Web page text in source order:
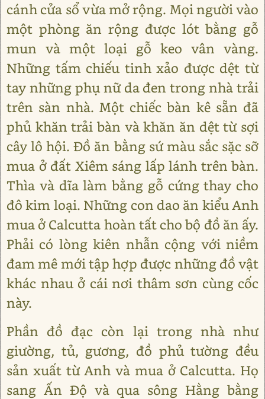
cánh cửa sổ vừa mở rộng. Mọi người vào
một phòng ăn rộng được lót bằng gỗ
mun và một loại gỗ keo vân vàng.
Những tấm chiếu tinh xảo được dệt từ
tay những phụ nữ da đen trong nhà trải
trên sàn nhà. Một chiếc bàn kê sẵn đã
phủ khăn trải bàn và khăn ăn dệt từ sợi
cây lô hội. Đồ ăn bằng sứ màu sắc sặc sỡ
mua ở đất Xiêm sáng lấp lánh trên bàn.
Thìa và dĩa làm bằng gỗ cứng thay cho
đô kim loại. Những con dao ăn kiểu Anh
mua ở Calcutta hoàn tất cho bộ đồ ăn ấy.
Phải có lòng kiên nhẫn cộng với niềm
đam mê mới tập hợp được những đồ vật
khác nhau ở cái nơi thâm sơn cùng cốc
này.
Phần đồ đạc còn lại trong nhà như
giường, tủ, gương, đồ phủ tường đều
sản xuất từ Anh và mua ở Calcutta. Họ
sang Ấn Độ và qua sông Hằng bằng